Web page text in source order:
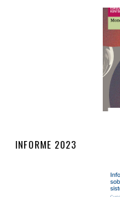
INFORME 2023